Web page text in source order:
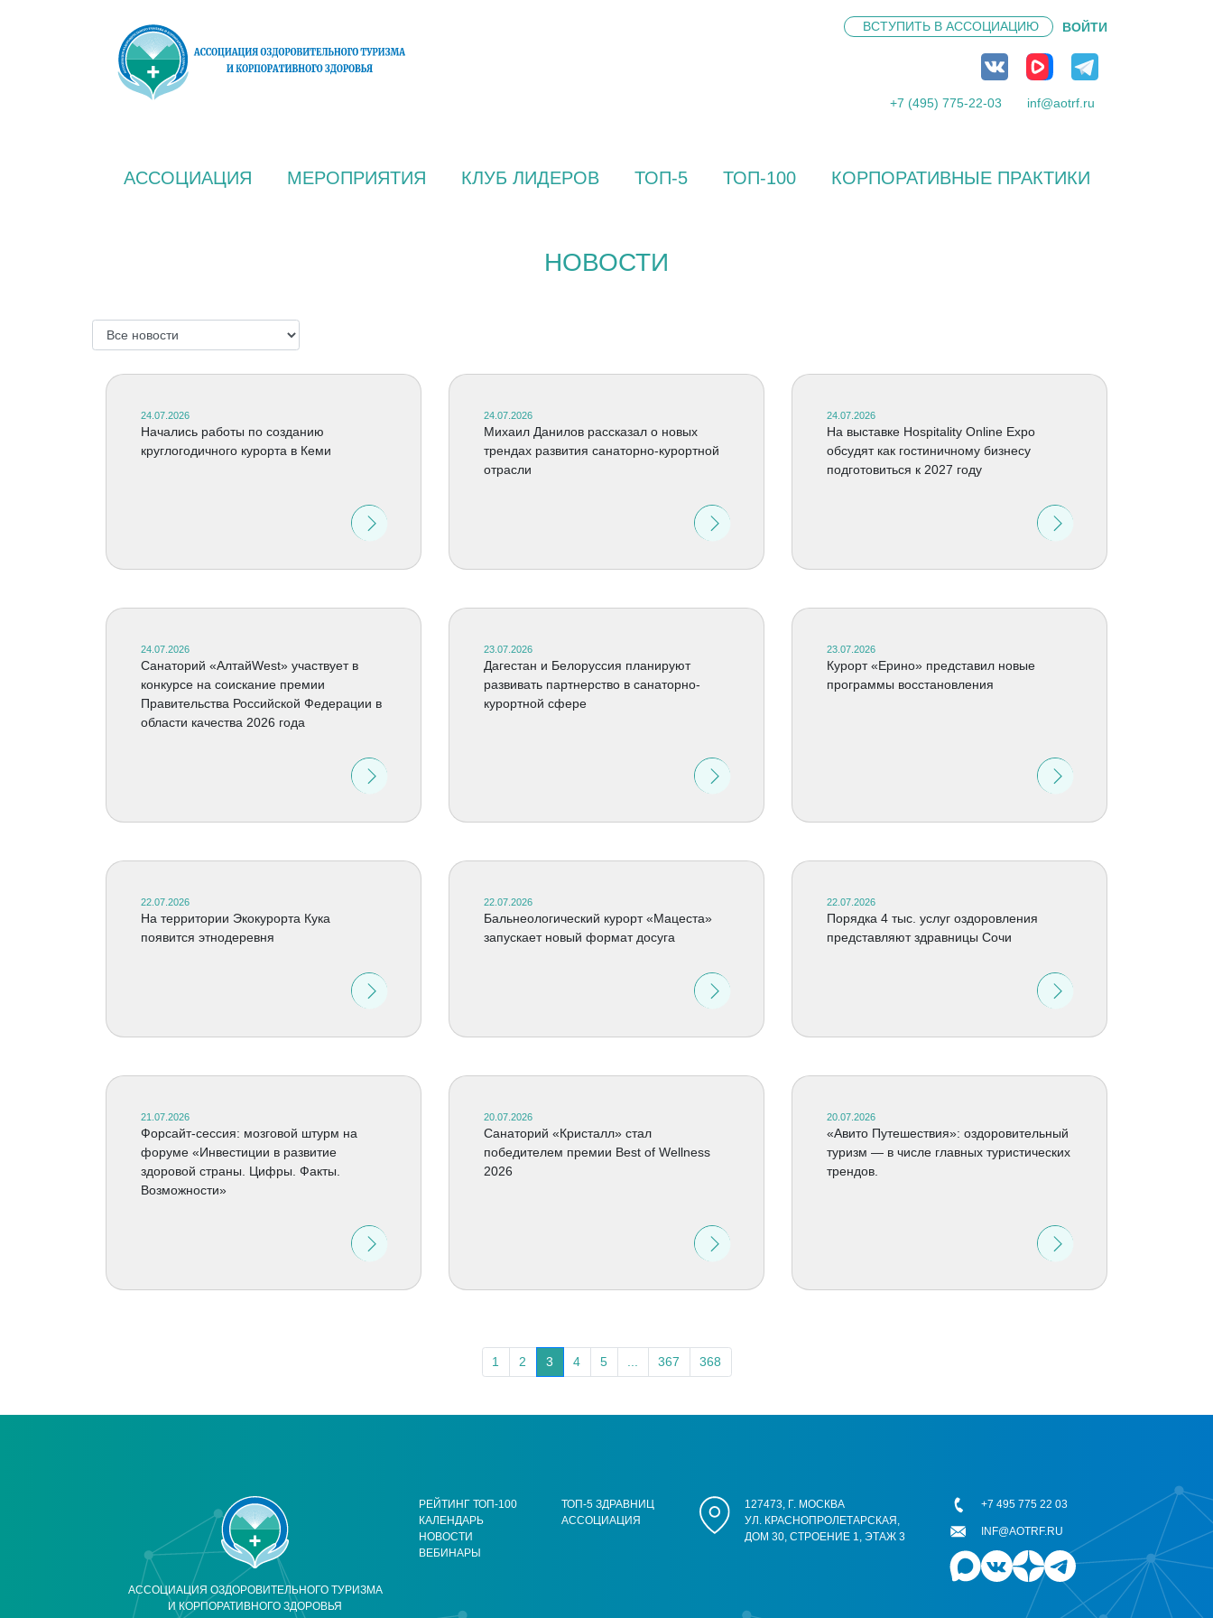
ВСТУПИТЬ В АССОЦИАЦИЮ ВОЙТИ
+7 (495) 775-22-03 inf@aotrf.ru
АССОЦИАЦИЯ МЕРОПРИЯТИЯ КЛУБ ЛИДЕРОВ ТОП-5 ТОП-100 КОРПОРАТИВНЫЕ ПРАКТИКИ
НОВОСТИ
24.07.2026
Начались работы по созданию
круглогодичного курорта в Кеми
24.07.2026
Михаил Данилов рассказал о новых
трендах развития санаторно-курортной
отрасли
24.07.2026
На выставке Hospitality Online Expo
обсудят как гостиничному бизнесу
подготовиться к 2027 году
24.07.2026
Санаторий «АлтайWest» участвует в
конкурсе на соискание премии
Правительства Российской Федерации в
области качества 2026 года
23.07.2026
Дагестан и Белоруссия планируют
развивать партнерство в санаторно-
курортной сфере
23.07.2026
Курорт «Ерино» представил новые
программы восстановления
22.07.2026
На территории Экокурорта Кука
появится этнодеревня
22.07.2026
Бальнеологический курорт «Мацеста»
запускает новый формат досуга
22.07.2026
Порядка 4 тыс. услуг оздоровления
представляют здравницы Сочи
21.07.2026
Форсайт-сессия: мозговой штурм на
форуме «Инвестиции в развитие
здоровой страны. Цифры. Факты.
Возможности»
20.07.2026
Cанаторий «Кристалл» стал
победителем премии Best of Wellness
2026
20.07.2026
«Авито Путешествия»: оздоровительный
туризм — в числе главных туристических
трендов.
1 2 3 4 5 367 368
АССОЦИАЦИЯ ОЗДОРОВИТЕЛЬНОГО ТУРИЗМА
И КОРПОРАТИВНОГО ЗДОРОВЬЯ
РЕЙТИНГ ТОП-100
КАЛЕНДАРЬ
НОВОСТИ
ВЕБИНАРЫ
ТОП-5 ЗДРАВНИЦ
АССОЦИАЦИЯ
127473, Г. МОСКВА
УЛ. КРАСНОПРОЛЕТАРСКАЯ,
ДОМ 30, СТРОЕНИЕ 1, ЭТАЖ 3
+7 495 775 22 03
INF@AOTRF.RU